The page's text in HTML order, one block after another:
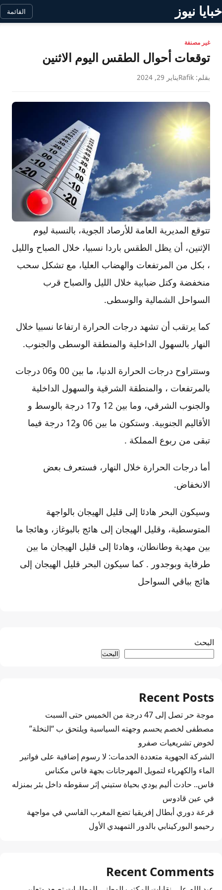
خبايا نيوز القائمة
غير مصنفة
توقعات أحوال الطقس اليوم الاثنين
بقلم: Rafik يناير 29, 2024
تتوقع المديرية العامة للأرصاد الجوية، بالنسبة ليوم
الإثنين، أن يظل الطقس باردا نسبيا، خلال الصباح والليل
، بكل من المرتفعات والهضاب العليا، مع تشكل سحب
منخفضة وكتل ضبابية خلال الليل والصباح قرب
السواحل الشمالية والوسطى.
كما يرتقب أن تشهد درجات الحرارة ارتفاعا نسبيا خلال
النهار بالسهول الداخلية والمنطقة الوسطى والجنوب.
وستتراوح درجات الحرارة الدنيا، ما بين 00 و06 درجات
بالمرتفعات ، والمنطقة الشرقية والسهول الداخلية
والجنوب الشرقي، وما بين 12 و17 درجة بالوسط و
الأقاليم الجنوبية. وستكون ما بين 06 و12 درجة فيما
تبقى من ربوع المملكة .
أما درجات الحرارة خلال النهار، فستعرف بعض
الانخفاض.
وسيكون البحر هادئا إلى قليل الهيجان بالواجهة
المتوسطية، وقليل الهيجان إلى هائج بالبوغاز، وهائجا ما
بين مهدية وطانطان، وهادئا إلى قليل الهيجان ما بين
طرفاية وبوجدور . كما سيكون البحر قليل الهيجان إلى
هائج بباقي السواحل
البحث
البحث
Recent Posts
موجة حر تصل إلى 47 درجة من الخميس حتى السبت
مصطفى لخصم يحسم وجهته السياسية ويلتحق ب “النخلة”
لخوض تشريعيات صفرو
الشركة الجهوية متعددة الخدمات: لا رسوم إضافية على فواتير
الماء والكهرباء لتمويل المهرجانات بجهة فاس مكناس
فاس.. حادث أليم يودي بحياة ستيني إثر سقوطه داخل بئر بمنزله
في عين قادوس
قرعة دوري أبطال إفريقيا تضع المغرب الفاسي في مواجهة
رحيمو البوركينابي بالدور التمهيدي الأول
Recent Comments